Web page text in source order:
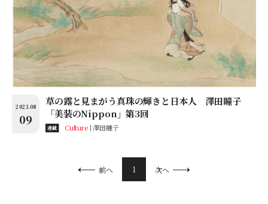
2023.08
09
草の露と見まがう真珠の輝きと日本人 澤田瞳子
「美装のNippon」第3回
連載 Culture 澤田瞳子
前へ 1 次へ